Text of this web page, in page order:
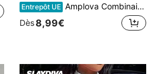
Entrepôt UE Amplova Combinaison streetwear femme sexy en patchwork PU & maille
Dès8,99€